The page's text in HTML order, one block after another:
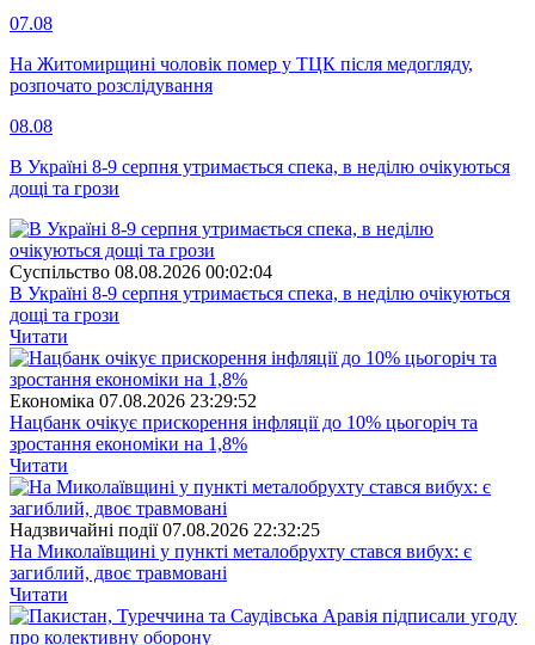
07.08
На Житомирщині чоловік помер у ТЦК після медогляду,
розпочато розслідування
08.08
В Україні 8-9 серпня утримається спека, в неділю очікуються
дощі та грози
Суспiльство 08.08.2026 00:02:04
В Україні 8-9 серпня утримається спека, в неділю очікуються
дощі та грози
Читати
Економіка 07.08.2026 23:29:52
Нацбанк очікує прискорення інфляції до 10% цьогоріч та
зростання економіки на 1,8%
Читати
Надзвичайні події 07.08.2026 22:32:25
На Миколаївщині у пункті металобрухту стався вибух: є
загиблий, двоє травмовані
Читати